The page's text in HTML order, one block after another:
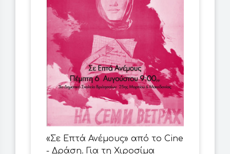
«Σε Επτά Ανέμους» από το Cine
- Δράση. Για τη Χιροσίμα